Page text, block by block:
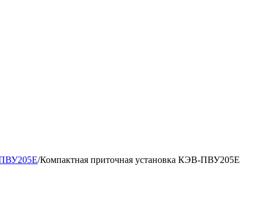
/Компактная приточная установка КЭВ-ПВУ205E